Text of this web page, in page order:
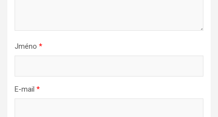
Jméno *
E-mail *